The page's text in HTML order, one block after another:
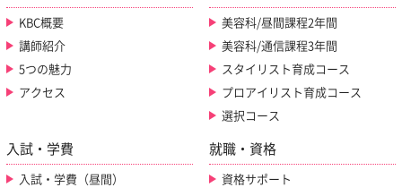
KBC概要
講師紹介
5つの魅力
アクセス
美容科/昼間課程2年間
美容科/通信課程3年間
スタイリスト育成コース
プロアイリスト育成コース
選択コース
入試・学費
入試・学費（昼間）
就職・資格
資格サポート